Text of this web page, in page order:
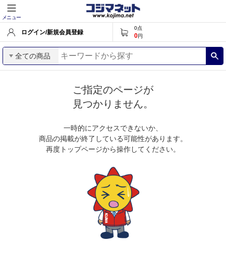
メニュー
ログイン/新規会員登録
0点
0円
全ての商品
ご指定のページが
見つかりません。
一時的にアクセスできないか、
商品の掲載が終了している可能性があります。
再度トップページから操作してください。